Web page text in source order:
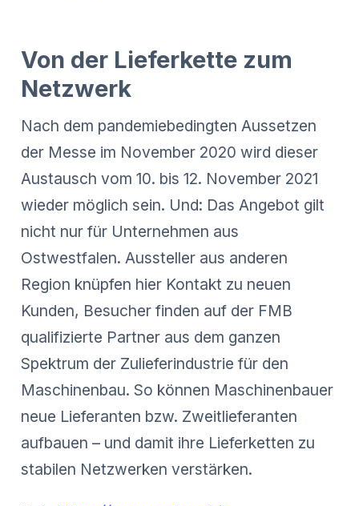
Von der Lieferkette zum
Netzwerk
Nach dem pandemiebedingten Aussetzen
der Messe im November 2020 wird dieser
Austausch vom 10. bis 12. November 2021
wieder möglich sein. Und: Das Angebot gilt
nicht nur für Unternehmen aus
Ostwestfalen. Aussteller aus anderen
Region knüpfen hier Kontakt zu neuen
Kunden, Besucher finden auf der FMB
qualifizierte Partner aus dem ganzen
Spektrum der Zulieferindustrie für den
Maschinenbau. So können Maschinenbauer
neue Lieferanten bzw. Zweitlieferanten
aufbauen – und damit ihre Lieferketten zu
stabilen Netzwerken verstärken.